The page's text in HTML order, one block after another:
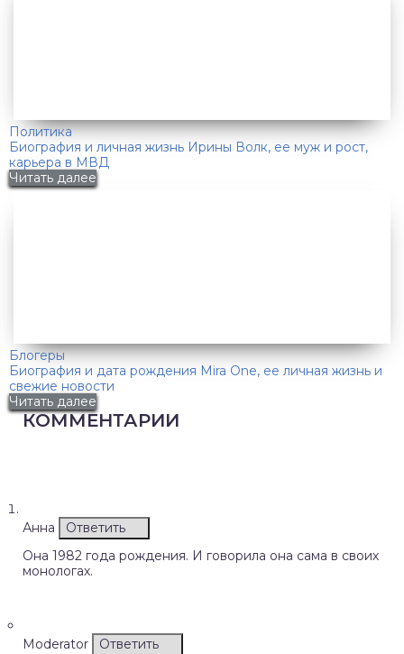
Политика
Биография и личная жизнь Ирины Волк, ее муж и рост,
карьера в МВД
Читать далее
Блогеры
Биография и дата рождения Mira One, ее личная жизнь и
свежие новости
Читать далее
КОММЕНТАРИИ
Анна
Ответить
Она 1982 года рождения. И говорила она сама в своих
монологах.
Moderator
Ответить